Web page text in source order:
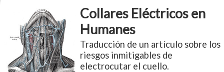
Collares Eléctricos en
Humanes
Traducción de un artículo sobre los
riesgos inmitigables de
electrocutar el cuello.